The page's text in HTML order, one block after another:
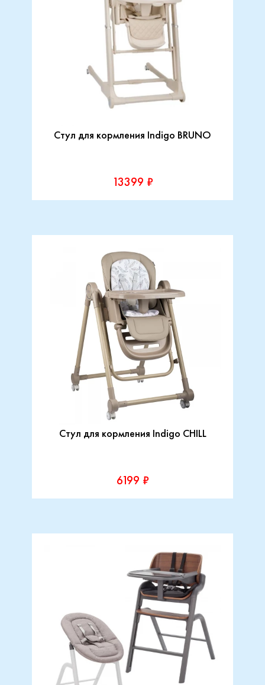
Стул для кормления Indigo BRUNO
13399 ₽
Стул для кормления Indigo CHILL
6199 ₽